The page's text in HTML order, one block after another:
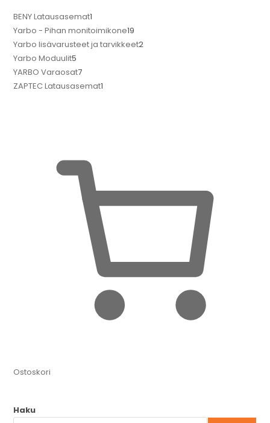
BENY Latausasemat1
Yarbo - Pihan monitoimikone19
Yarbo lisävarusteet ja tarvikkeet2
Yarbo Moduulit5
YARBO Varaosat7
ZAPTEC Latausasemat1
Ostoskori
Haku